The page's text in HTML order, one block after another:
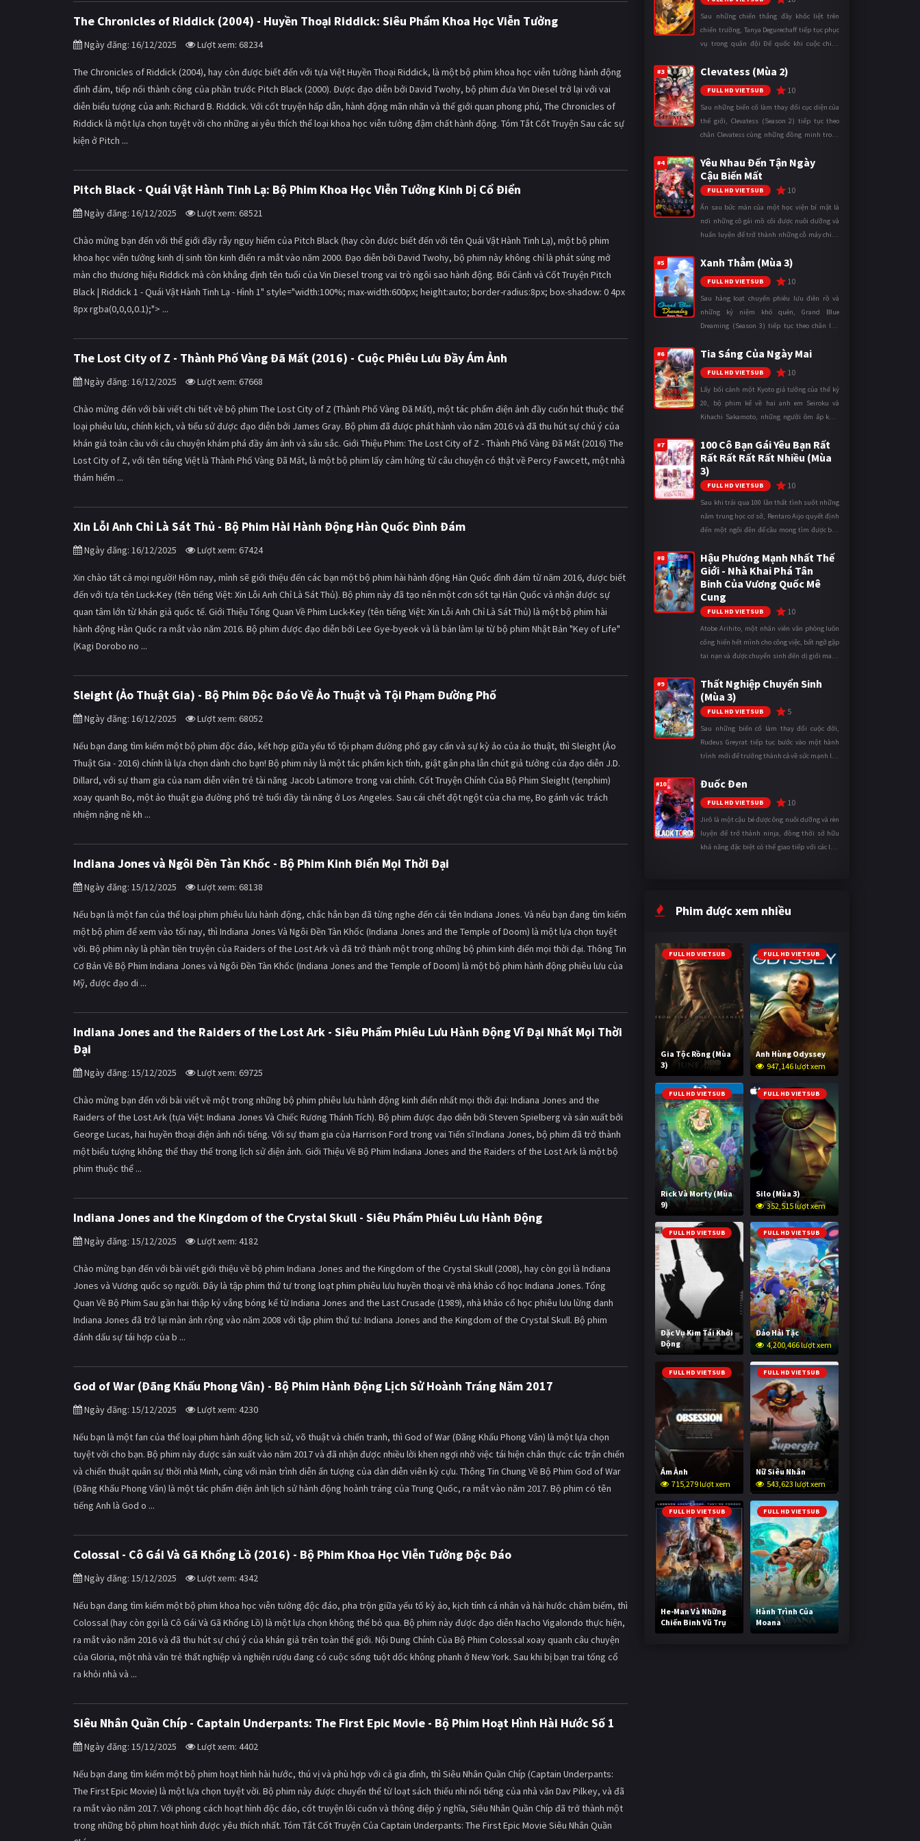
The Chronicles of Riddick (2004) - Huyền Thoại Riddick: Siêu Phẩm Khoa Học Viễn Tưởng
Ngày đăng: 16/12/2025 Lượt xem: 68234
The Chronicles of Riddick (2004), hay còn được biết đến với tựa Việt Huyền Thoại Riddick, là một bộ phim khoa học viễn tưởng hành động
đình đám, tiếp nối thành công của phần trước Pitch Black (2000). Được đạo diễn bởi David Twohy, bộ phim đưa Vin Diesel trở lại với vai
diễn biểu tượng của anh: Richard B. Riddick. Với cốt truyện hấp dẫn, hành động mãn nhãn và thế giới quan phong phú, The Chronicles of
Riddick là một lựa chọn tuyệt vời cho những ai yêu thích thể loại khoa học viễn tưởng đậm chất hành động. Tóm Tắt Cốt Truyện Sau các sự
kiện ở Pitch ...
Pitch Black - Quái Vật Hành Tinh Lạ: Bộ Phim Khoa Học Viễn Tưởng Kinh Dị Cổ Điển
Ngày đăng: 16/12/2025 Lượt xem: 68521
Chào mừng bạn đến với thế giới đầy rẫy nguy hiểm của Pitch Black (hay còn được biết đến với tên Quái Vật Hành Tinh Lạ), một bộ phim
khoa học viễn tưởng kinh dị sinh tồn kinh điển ra mắt vào năm 2000. Đạo diễn bởi David Twohy, bộ phim này không chỉ là phát súng mở
màn cho thương hiệu Riddick mà còn khẳng định tên tuổi của Vin Diesel trong vai trò ngôi sao hành động. Bối Cảnh và Cốt Truyện Pitch
Black | Riddick 1 - Quái Vật Hành Tinh Lạ - Hình 1" style="width:100%; max-width:600px; height:auto; border-radius:8px; box-shadow: 0 4px
8px rgba(0,0,0,0.1);"> ...
The Lost City of Z - Thành Phố Vàng Đã Mất (2016) - Cuộc Phiêu Lưu Đầy Ám Ảnh
Ngày đăng: 16/12/2025 Lượt xem: 67668
Chào mừng đến với bài viết chi tiết về bộ phim The Lost City of Z (Thành Phố Vàng Đã Mất), một tác phẩm điện ảnh đầy cuốn hút thuộc thể
loại phiêu lưu, chính kịch, và tiểu sử được đạo diễn bởi James Gray. Bộ phim đã được phát hành vào năm 2016 và đã thu hút sự chú ý của
khán giả toàn cầu với câu chuyện khám phá đầy ám ảnh và sâu sắc. Giới Thiệu Phim: The Lost City of Z - Thành Phố Vàng Đã Mất (2016) The
Lost City of Z, với tên tiếng Việt là Thành Phố Vàng Đã Mất, là một bộ phim lấy cảm hứng từ câu chuyện có thật về Percy Fawcett, một nhà
thám hiểm ...
Xin Lỗi Anh Chỉ Là Sát Thủ - Bộ Phim Hài Hành Động Hàn Quốc Đình Đám
Ngày đăng: 16/12/2025 Lượt xem: 67424
Xin chào tất cả mọi người! Hôm nay, mình sẽ giới thiệu đến các bạn một bộ phim hài hành động Hàn Quốc đình đám từ năm 2016, được biết
đến với tựa tên Luck-Key (tên tiếng Việt: Xin Lỗi Anh Chỉ Là Sát Thủ). Bộ phim này đã tạo nên một cơn sốt tại Hàn Quốc và nhận được sự
quan tâm lớn từ khán giả quốc tế. Giới Thiệu Tổng Quan Về Phim Luck-Key (tên tiếng Việt: Xin Lỗi Anh Chỉ Là Sát Thủ) là một bộ phim hài
hành động Hàn Quốc ra mắt vào năm 2016. Bộ phim được đạo diễn bởi Lee Gye-byeok và là bản làm lại từ bộ phim Nhật Bản "Key of Life"
(Kagi Dorobo no ...
Sleight (Ảo Thuật Gia) - Bộ Phim Độc Đáo Về Ảo Thuật và Tội Phạm Đường Phố
Ngày đăng: 16/12/2025 Lượt xem: 68052
Nếu bạn đang tìm kiếm một bộ phim độc đáo, kết hợp giữa yếu tố tội phạm đường phố gay cấn và sự kỳ ảo của ảo thuật, thì Sleight (Ảo
Thuật Gia - 2016) chính là lựa chọn dành cho bạn! Bộ phim này là một tác phẩm kịch tính, giật gân pha lẫn chút giả tưởng của đạo diễn J.D.
Dillard, với sự tham gia của nam diễn viên trẻ tài năng Jacob Latimore trong vai chính. Cốt Truyện Chính Của Bộ Phim Sleight (tenphim)
xoay quanh Bo, một ảo thuật gia đường phố trẻ tuổi đầy tài năng ở Los Angeles. Sau cái chết đột ngột của cha mẹ, Bo gánh vác trách
nhiệm nặng nề kh ...
Indiana Jones và Ngôi Đền Tàn Khốc - Bộ Phim Kinh Điển Mọi Thời Đại
Ngày đăng: 15/12/2025 Lượt xem: 68138
Nếu bạn là một fan của thể loại phim phiêu lưu hành động, chắc hẳn bạn đã từng nghe đến cái tên Indiana Jones. Và nếu bạn đang tìm kiếm
một bộ phim để xem vào tối nay, thì Indiana Jones Và Ngôi Đền Tàn Khốc (Indiana Jones and the Temple of Doom) là một lựa chọn tuyệt
vời. Bộ phim này là phần tiền truyện của Raiders of the Lost Ark và đã trở thành một trong những bộ phim kinh điển mọi thời đại. Thông Tin
Cơ Bản Về Bộ Phim Indiana Jones và Ngôi Đền Tàn Khốc (Indiana Jones and the Temple of Doom) là một bộ phim hành động phiêu lưu của
Mỹ, được đạo di ...
Indiana Jones and the Raiders of the Lost Ark - Siêu Phẩm Phiêu Lưu Hành Động Vĩ Đại Nhất Mọi Thời
Đại
Ngày đăng: 15/12/2025 Lượt xem: 69725
Chào mừng bạn đến với bài viết về một trong những bộ phim phiêu lưu hành động kinh điển nhất mọi thời đại: Indiana Jones and the
Raiders of the Lost Ark (tựa Việt: Indiana Jones Và Chiếc Rương Thánh Tích). Bộ phim được đạo diễn bởi Steven Spielberg và sản xuất bởi
George Lucas, hai huyền thoại điện ảnh nổi tiếng. Với sự tham gia của Harrison Ford trong vai Tiến sĩ Indiana Jones, bộ phim đã trở thành
một biểu tượng không thể thay thế trong lịch sử điện ảnh. Giới Thiệu Về Bộ Phim Indiana Jones and the Raiders of the Lost Ark là một bộ
phim thuộc thể ...
Indiana Jones and the Kingdom of the Crystal Skull - Siêu Phẩm Phiêu Lưu Hành Động
Ngày đăng: 15/12/2025 Lượt xem: 4182
Chào mừng bạn đến với bài viết giới thiệu về bộ phim Indiana Jones and the Kingdom of the Crystal Skull (2008), hay còn gọi là Indiana
Jones và Vương quốc sọ người. Đây là tập phim thứ tư trong loạt phim phiêu lưu huyền thoại về nhà khảo cổ học Indiana Jones. Tổng
Quan Về Bộ Phim Sau gần hai thập kỷ vắng bóng kể từ Indiana Jones and the Last Crusade (1989), nhà khảo cổ học phiêu lưu lừng danh
Indiana Jones đã trở lại màn ảnh rộng vào năm 2008 với tập phim thứ tư: Indiana Jones and the Kingdom of the Crystal Skull. Bộ phim
đánh dấu sự tái hợp của b ...
God of War (Đãng Khấu Phong Vân) - Bộ Phim Hành Động Lịch Sử Hoành Tráng Năm 2017
Ngày đăng: 15/12/2025 Lượt xem: 4230
Nếu bạn là một fan của thể loại phim hành động lịch sử, võ thuật và chiến tranh, thì God of War (Đãng Khấu Phong Vân) là một lựa chọn
tuyệt vời cho bạn. Bộ phim này được sản xuất vào năm 2017 và đã nhận được nhiều lời khen ngợi nhờ việc tái hiện chân thực các trận chiến
và chiến thuật quân sự thời nhà Minh, cùng với màn trình diễn ấn tượng của dàn diễn viên kỳ cựu. Thông Tin Chung Về Bộ Phim God of War
(Đãng Khấu Phong Vân) là một tác phẩm điện ảnh lịch sử hành động hoành tráng của Trung Quốc, ra mắt vào năm 2017. Bộ phim có tên
tiếng Anh là God o ...
Colossal - Cô Gái Và Gã Khổng Lồ (2016) - Bộ Phim Khoa Học Viễn Tưởng Độc Đáo
Ngày đăng: 15/12/2025 Lượt xem: 4342
Nếu bạn đang tìm kiếm một bộ phim khoa học viễn tưởng độc đáo, pha trộn giữa yếu tố kỳ ảo, kịch tính cá nhân và hài hước châm biếm, thì
Colossal (hay còn gọi là Cô Gái Và Gã Khổng Lồ) là một lựa chọn không thể bỏ qua. Bộ phim này được đạo diễn Nacho Vigalondo thực hiện,
ra mắt vào năm 2016 và đã thu hút sự chú ý của khán giả trên toàn thế giới. Nội Dung Chính Của Bộ Phim Colossal xoay quanh câu chuyện
của Gloria, một nhà văn trẻ thất nghiệp và nghiện rượu đang có cuộc sống tuột dốc không phanh ở New York. Sau khi bị bạn trai tống cổ
ra khỏi nhà và ...
Siêu Nhân Quần Chíp - Captain Underpants: The First Epic Movie - Bộ Phim Hoạt Hình Hài Hước Số 1
Ngày đăng: 15/12/2025 Lượt xem: 4402
Nếu bạn đang tìm kiếm một bộ phim hoạt hình hài hước, thú vị và phù hợp với cả gia đình, thì Siêu Nhân Quần Chíp (Captain Underpants:
The First Epic Movie) là một lựa chọn tuyệt vời. Bộ phim này được chuyển thể từ loạt sách thiếu nhi nổi tiếng của nhà văn Dav Pilkey, và đã
ra mắt vào năm 2017. Với phong cách hoạt hình độc đáo, cốt truyện lôi cuốn và thông điệp ý nghĩa, Siêu Nhân Quần Chíp đã trở thành một
trong những bộ phim hoạt hình được yêu thích nhất. Tóm Tắt Cốt Truyện Của Captain Underpants: The First Epic Movie Siêu Nhân Quần
Sau những chiến thắng đầy khốc liệt trên
chiến trường, Tanya Degurechaff tiếp tục phục
vụ trong quân đội Đế quốc khi cuộc chiến
mặt trận. Dù sở hữu tài năn ...
#3 Clevatess (Mùa 2)
FULL HD VIETSUB 10
Sau những biến cố làm thay đổi cục diện của
thế giới, Clevatess (Season 2) tiếp tục theo
chân Clevatess cùng những đồng minh trong
loại đến bờ vực diệ ...
#4
Yêu Nhau Đến Tận Ngày
Cậu Biến Mất
FULL HD VIETSUB 10
Ẩn sau bức màn của một học viện bí mật là
nơi những cô gái mồ côi được nuôi dưỡng và
huấn luyện để trở thành những cỗ máy chiến
được xem là điều hiển nh ...
#5 Xanh Thẳm (Mùa 3)
FULL HD VIETSUB 10
Sau hàng loạt chuyến phiêu lưu điên rồ và
những kỷ niệm khó quên, Grand Blue
Dreaming (Season 3) tiếp tục theo chân Iori
trong những ngày tháng đại học đ ...
#6 Tia Sáng Của Ngày Mai
FULL HD VIETSUB 10
Lấy bối cảnh một Kyoto giả tưởng của thế kỷ
20, bộ phim kể về hai anh em Seiroku và
Kihachi Sakamoto, những người ôm ấp khát
thông qua cuốn Danh mục Điện th ...
#7
100 Cô Bạn Gái Yêu Bạn Rất
Rất Rất Rất Rất Nhiều (Mùa
3)
FULL HD VIETSUB 10
Sau khi trải qua 100 lần thất tình suốt những
năm trung học cơ sở, Rentaro Aijo quyết định
đến một ngôi đền để cầu mong tìm được bạn
cậu được Thần Tình Y ...
#8
Hậu Phương Mạnh Nhất Thế
Giới - Nhà Khai Phá Tân
Binh Của Vương Quốc Mê
Cung
FULL HD VIETSUB 10
Atobe Arihito, một nhân viên văn phòng luôn
cống hiến hết mình cho công việc, bất ngờ gặp
tai nạn và được chuyển sinh đến dị giới mang
thành một mạo hiểm gi ...
#9
Thất Nghiệp Chuyển Sinh
(Mùa 3)
FULL HD VIETSUB 5
Sau những biến cố làm thay đổi cuộc đời,
Rudeus Greyrat tiếp tục bước vào một hành
trình mới để trưởng thành cả về sức mạnh lẫn
ngày càng khắc nghiệt, anh ...
#10 Đuốc Đen
FULL HD VIETSUB 10
Jirô là một cậu bé được ông nuôi dưỡng và rèn
luyện để trở thành ninja, đồng thời sở hữu
khả năng đặc biệt có thể giao tiếp với các loài
Phim được xem nhiều
FULL HD VIETSUB
Gia Tộc Rồng (Mùa
3)
2,015,773 lượt xem
FULL HD VIETSUB
Anh Hùng Odyssey
947,146 lượt xem
FULL HD VIETSUB
Rick Và Morty (Mùa
9)
2,993,298 lượt xem
FULL HD VIETSUB
Silo (Mùa 3)
352,515 lượt xem
FULL HD VIETSUB
Đặc Vụ Kim Tái Khởi
Động
592,807 lượt xem
FULL HD VIETSUB
Đảo Hải Tặc
4,200,466 lượt xem
FULL HD VIETSUB
Ám Ảnh
715,279 lượt xem
FULL HD VIETSUB
Nữ Siêu Nhân
543,623 lượt xem
FULL HD VIETSUB
He-Man Và Những
Chiến Binh Vũ Trụ
235,559 lượt xem
FULL HD VIETSUB
Hành Trình Của
Moana
487,071 lượt xem